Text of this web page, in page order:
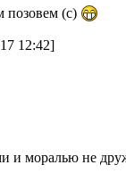
позовем (с)
12:42]
и моралью не